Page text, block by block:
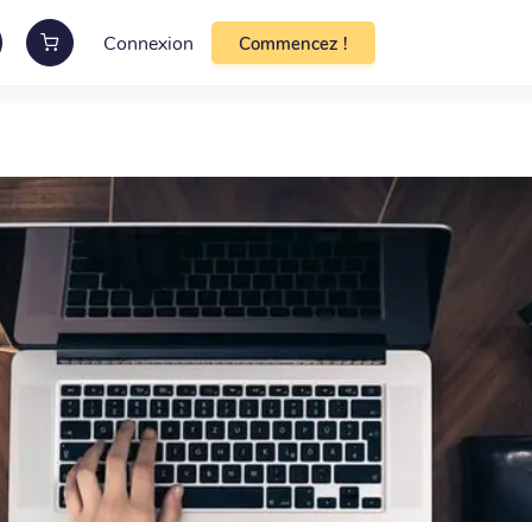
Connexion Commencez !